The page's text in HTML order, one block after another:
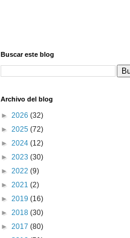
Buscar este blog
Archivo del blog
► 2026 (32)
► 2025 (72)
► 2024 (12)
► 2023 (30)
► 2022 (9)
► 2021 (2)
► 2019 (16)
► 2018 (30)
► 2017 (80)